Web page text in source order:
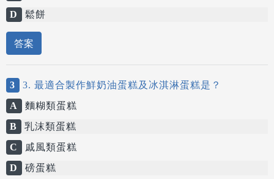
D
鬆餅
答案
3
3. 最適合製作鮮奶油蛋糕及冰淇淋蛋糕是？
A
麵糊類蛋糕
B
乳沫類蛋糕
C
戚風類蛋糕
D
磅蛋糕